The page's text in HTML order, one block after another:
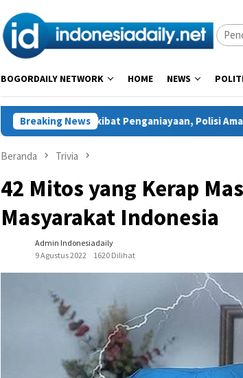
BOGORDAILY NETWORK HOME NEWS
Breaking NewsPolisi Amankan Seorang Pelaku
Beranda Trivia
42 Mitos yang Kerap
Masyarakat Indonesia
Admin Indonesiadaily
9 Agustus 2022
1620 Dilihat